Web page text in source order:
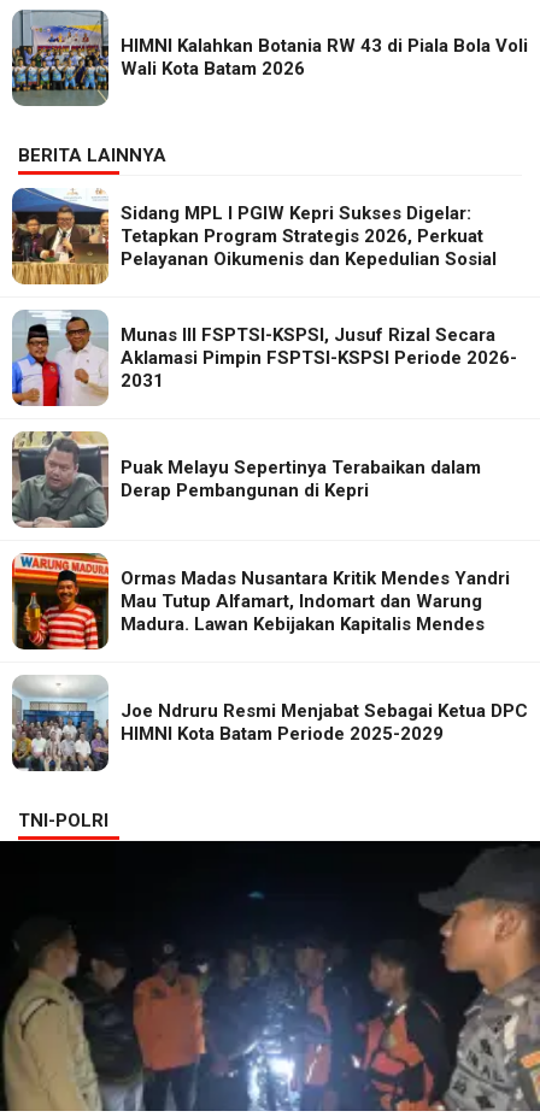
HIMNI Kalahkan Botania RW 43 di Piala Bola Voli
Wali Kota Batam 2026
BERITA LAINNYA
Sidang MPL I PGIW Kepri Sukses Digelar:
Tetapkan Program Strategis 2026, Perkuat
Pelayanan Oikumenis dan Kepedulian Sosial
Munas III FSPTSI-KSPSI, Jusuf Rizal Secara
Aklamasi Pimpin FSPTSI-KSPSI Periode 2026-
2031
Puak Melayu Sepertinya Terabaikan dalam
Derap Pembangunan di Kepri
Ormas Madas Nusantara Kritik Mendes Yandri
Mau Tutup Alfamart, Indomart dan Warung
Madura. Lawan Kebijakan Kapitalis Mendes
Joe Ndruru Resmi Menjabat Sebagai Ketua DPC
HIMNI Kota Batam Periode 2025-2029
TNI-POLRI